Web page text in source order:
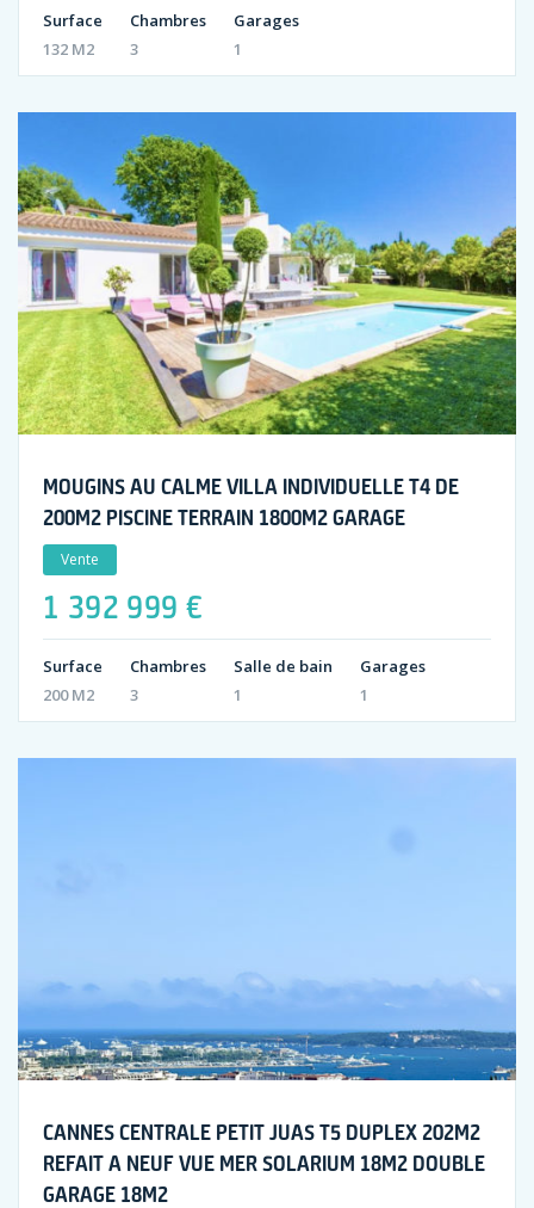
Surface
132 M2
Chambres
3
Garages
1
MOUGINS AU CALME VILLA INDIVIDUELLE T4 DE
200M2 PISCINE TERRAIN 1800M2 GARAGE
Vente
1 392 999 €
Surface
200 M2
Chambres
3
Salle de bain
1
Garages
1
CANNES CENTRALE PETIT JUAS T5 DUPLEX 202M2
REFAIT A NEUF VUE MER SOLARIUM 18M2 DOUBLE
GARAGE 18M2